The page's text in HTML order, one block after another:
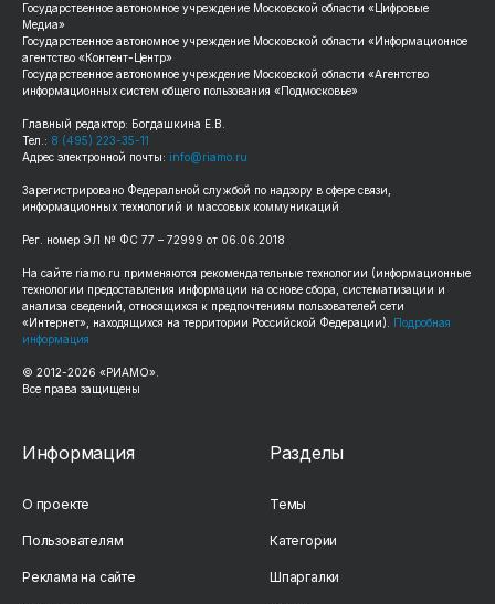
Государственное автономное учреждение Московской области «Цифровые
Медиа»
Государственное автономное учреждение Московской области «Информационное
агентство «Контент-Центр»
Государственное автономное учреждение Московской области «Агентство
информационных систем общего пользования «Подмосковье»
Главный редактор: Богдашкина Е.В.
Тел.: 8 (495) 223-35-11
Адрес электронной почты: info@riamo.ru
Зарегистрировано Федеральной службой по надзору в сфере связи,
информационных технологий и массовых коммуникаций
Рег. номер ЭЛ № ФС 77 – 72999 от 06.06.2018
На сайте riamo.ru применяются рекомендательные технологии (информационные
технологии предоставления информации на основе сбора, систематизации и
анализа сведений, относящихся к предпочтениям пользователей сети
«Интернет», находящихся на территории Российской Федерации). Подробная
информация
© 2012-2026 «РИАМО».
Все права защищены
Информация
О проекте
Пользователям
Реклама на сайте
Разделы
Темы
Категории
Шпаргалки